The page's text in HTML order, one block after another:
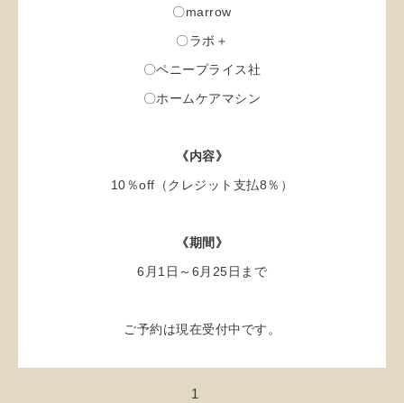
〇marrow
〇ラボ＋
〇ペニープライス社
〇ホームケアマシン
《内容》
10％off（クレジット支払8％）
《期間》
6月1日～6月25日まで
ご予約は現在受付中です。
1